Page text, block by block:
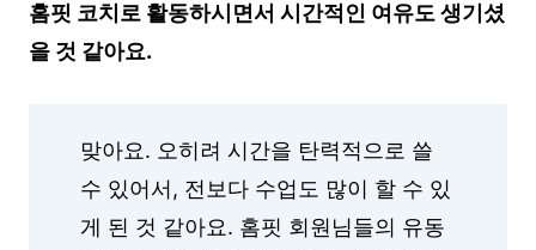
홈핏 코치로 활동하시면서 시간적인 여유도 생기셨
을 것 같아요.
맞아요. 오히려 시간을 탄력적으로 쓸
수 있어서, 전보다 수업도 많이 할 수 있
게 된 것 같아요. 홈핏 회원님들의 유동